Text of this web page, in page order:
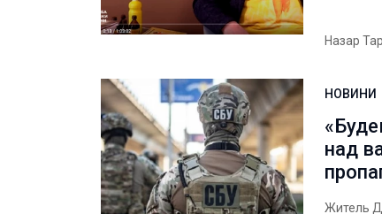
Назар
НОВИНИ
над
Житель